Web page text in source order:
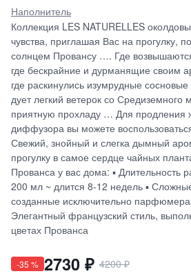
Наполнитель
Коллекция LES NATURELLES
чувства, приглашая Вас на прогулку,
солнцем Провансу …. Где
где бескрайние и дурманящие своим
где раскинулись изумрудные
дует легкий ветерок со Средиземного
приятную прохладу … Для продления
диффузора вы можете
Свежий, знойный и слегка дымный
прогулку в самое сердце чайных
Прованса у вас дома: ▪ Длительность
200 мл ~ длится 8-12 недель ▪
созданные исключительно
Элегантный французский стиль,
цветах Прованса
-35 % 2730₽4200₽